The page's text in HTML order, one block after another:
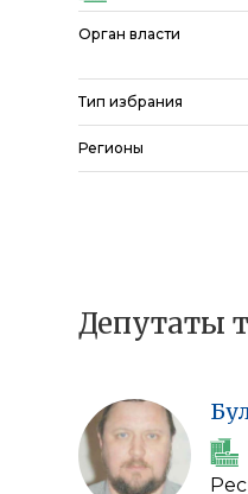
Орган власти
Тип избрания
Регионы
Депутаты